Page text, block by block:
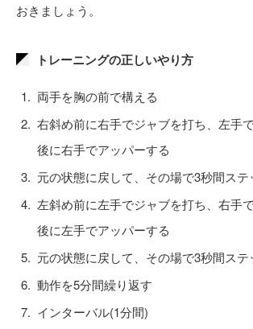
おきましょう。
トレーニングの正しいやり方
両手を胸の前で構える
右斜め前に右手でジャブを打ち、左手
後に右手でアッパーする
元の状態に戻して、その場で3秒間ステ
左斜め前に左手でジャブを打ち、右手
後に左手でアッパーする
元の状態に戻して、その場で3秒間ステ
動作を5分間繰り返す
インターバル(1分間)